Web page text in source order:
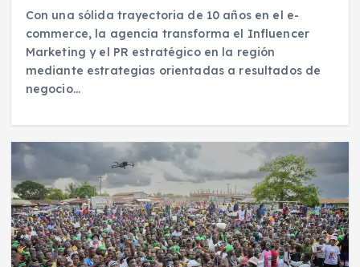
Con una sólida trayectoria de 10 años en el e-
commerce, la agencia transforma el Influencer
Marketing y el PR estratégico en la región
mediante estrategias orientadas a resultados de
negocio…